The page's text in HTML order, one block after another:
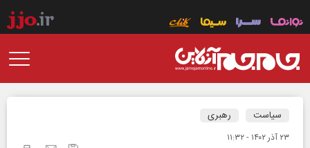
سیاست رهبری
۲۳ آذر ۱۴۰۲ - ۱۱:۳۲